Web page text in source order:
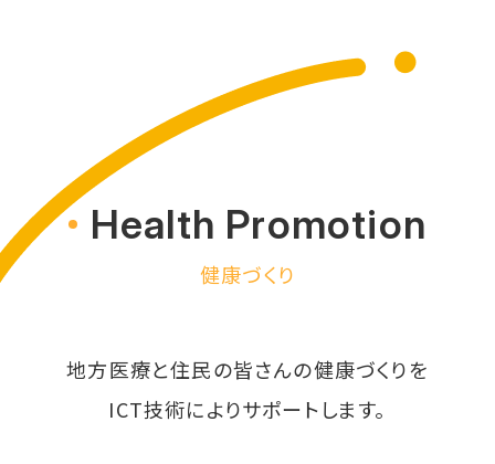
Health Promotion
健康づくり
地方医療と住民の皆さんの健康づくりを
ICT技術によりサポートします。